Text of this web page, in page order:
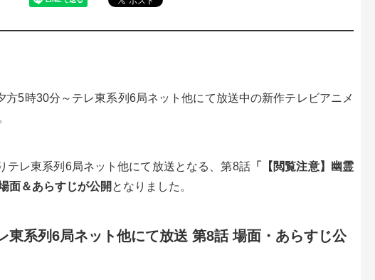
方5時30分～テレ東系列6局ネット他にて放送中の新作テレビアニメ
。
テレ東系列6局ネット他にて放送となる、第8話「【閲覧注意】幽霊
面＆あらすじが公開 となりました。
東系列6局ネット他にて放送 第8話 場面・あらすじ公